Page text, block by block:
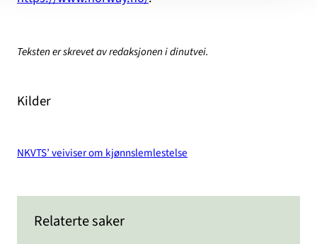
Teksten er skrevet av redaksjonen i dinutvei.
Kilder
NKVTS’ veiviser om kjønnslemlestelse
Relaterte saker